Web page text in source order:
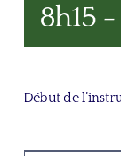
8h15 -
Début de